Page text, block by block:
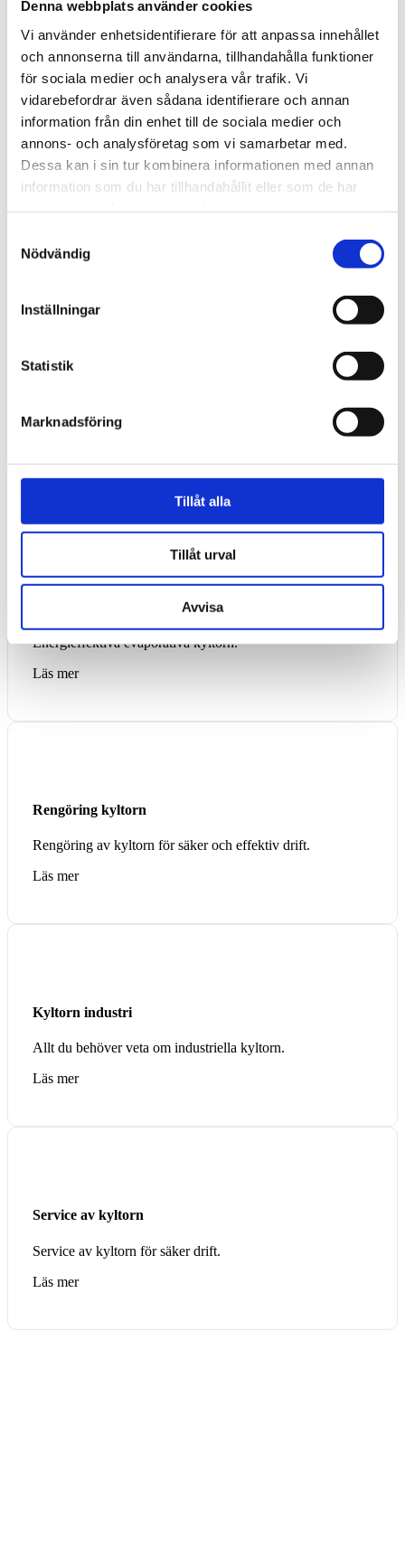
Denna webbplats använder cookies
Vi använder enhetsidentifierare för att anpassa innehållet
och annonserna till användarna, tillhandahålla funktioner
för sociala medier och analysera vår trafik. Vi
vidarebefordrar även sådana identifierare och annan
information från din enhet till de sociala medier och
annons- och analysföretag som vi samarbetar med.
Dessa kan i sin tur kombinera informationen med annan
information som du har tillhandahållit eller som de har
Nödvändig
Inställningar
Statistik
Marknadsföring
Tillåt alla
Tillåt urval
Avvisa
Värmeväxlarbatterier
Avloppspumpar S-WN
Avloppspumpar S‑WP
Automatfilter
Bernoulli Automatfilter
HiFlux Automatfilter
Mosshydro Automatfilter
Filter
Cykloner
Silfilter
Påsfilter
Service & Reservdelar
Kontakta oss
Kyltorn
Våre resurser och erbjudanden.
Energieffektiva evaporativa kyltorn.
Läs mer
Rengöring kyltorn
Rengöring av kyltorn för säker och effektiv drift.
Läs mer
Kyltorn industri
Allt du behöver veta om industriella kyltorn.
Läs mer
Service av kyltorn
Service av kyltorn för säker drift.
Läs mer